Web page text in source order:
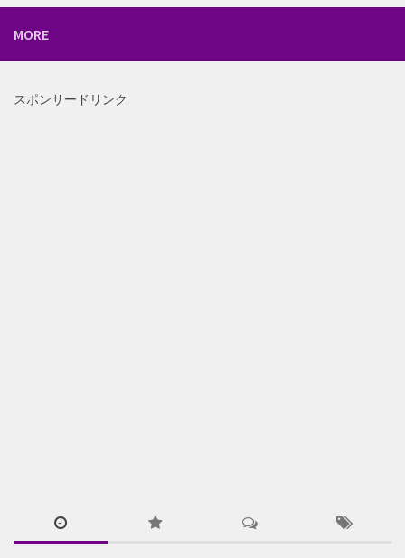
MORE
スポンサードリンク